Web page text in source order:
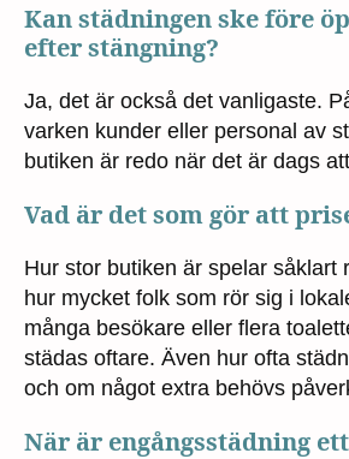
Kan städningen ske före
efter stängning?
Ja, det är också det vanligaste.
varken kunder eller personal av
butiken är redo när det är dags
Vad är det som gör att
Hur stor butiken är spelar såklart
hur mycket folk som rör sig i
många besökare eller flera
städas oftare. Även hur ofta
och om något extra behövs
När är engångsstädning